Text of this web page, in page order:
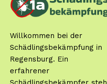
Willkommen bei der
Schädlingsbekämpfung in
Regensburg. Ein
erfahrener